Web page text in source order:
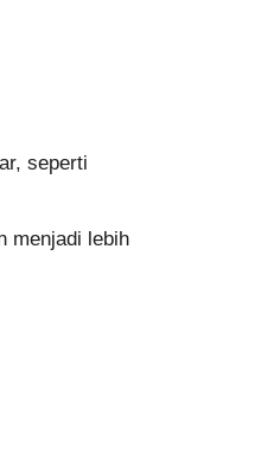
seperti
menjadi lebih